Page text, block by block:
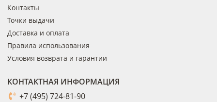
Контакты
Точки выдачи
Доставка и оплата
Правила использования
Условия возврата и гарантии
КОНТАКТНАЯ ИНФОРМАЦИЯ
+7 (495) 724-81-90